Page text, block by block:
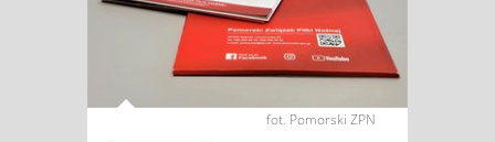
fot. Pomorski ZPN